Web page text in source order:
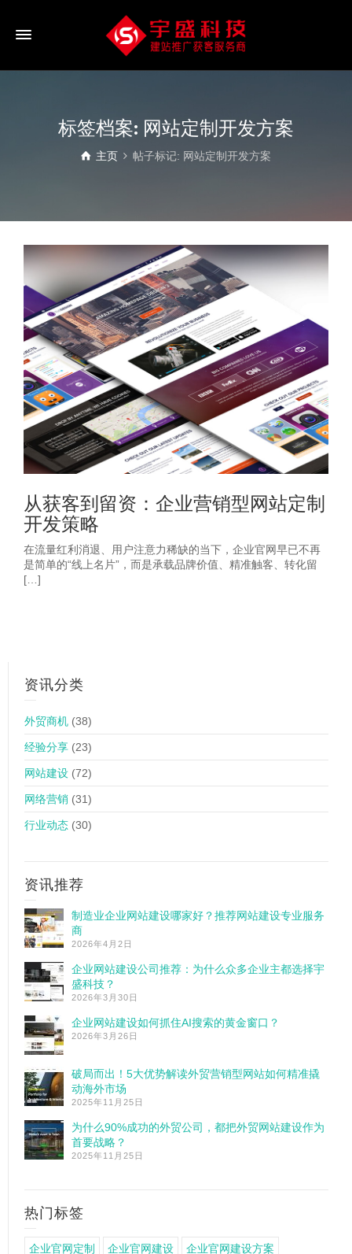
标签档案: 网站定制开发方案
主页 帖子标记: 网站定制开发方案
从获客到留资：企业营销型网站定制
开发策略
在流量红利消退、用户注意力稀缺的当下，企业官网早已不再
是简单的“线上名片”，而是承载品牌价值、精准触客、转化留
[…]
资讯分类
外贸商机 (38)
经验分享 (23)
网站建设 (72)
网络营销 (31)
行业动态 (30)
资讯推荐
制造业企业网站建设哪家好？推荐网站建设专业服务
商
2026年4月2日
企业网站建设公司推荐：为什么众多企业主都选择宇
盛科技？
2026年3月30日
企业网站建设如何抓住AI搜索的黄金窗口？
2026年3月26日
破局而出！5大优势解读外贸营销型网站如何精准撬
动海外市场
2025年11月25日
为什么90%成功的外贸公司，都把外贸网站建设作为
首要战略？
2025年11月25日
热门标签
企业官网定制 企业官网建设 企业官网建设方案